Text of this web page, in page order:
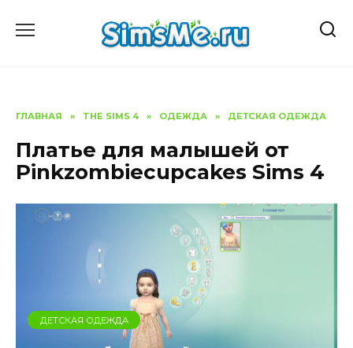
ГЛАВНАЯ » THE SIMS 4 » ОДЕЖДА » ДЕТСКАЯ ОДЕЖДА
Платье для малышей от
Pinkzombiecupcakes Sims 4
ДЕТСКАЯ ОДЕЖДА